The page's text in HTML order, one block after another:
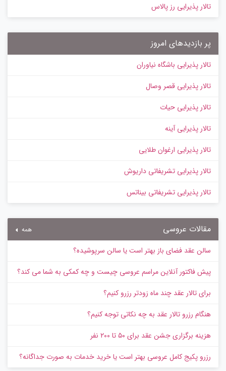
تالار پذیرایی رز پالاس
پر بازدیدهای امروز
تالار پذیرایی باشگاه نیاوران
تالار پذیرایی قصر وصال
تالار پذیرایی حیات
تالار پذیرایی آینه
تالار پذیرایی ارغوان طلایی
تالار پذیرایی تشریفاتی داریوش
تالار پذیرایی تشریفاتی بیناتس
مقالات عروسی همه
سالن عقد فضای باز بهتر است یا سالن سرپوشیده؟
پیش‌ فاکتور آنلاین مراسم عروسی چیست و چه کمکی به شما می کند؟
برای تالار عقد چند ماه زودتر رزرو کنیم؟
هنگام رزرو تالار عقد به چه نکاتی توجه کنیم؟
هزینه برگزاری جشن عقد برای ۵۰ تا ۲۰۰ نفر
رزرو پکیج کامل عروسی بهتر است یا خرید خدمات به‌ صورت جداگانه؟